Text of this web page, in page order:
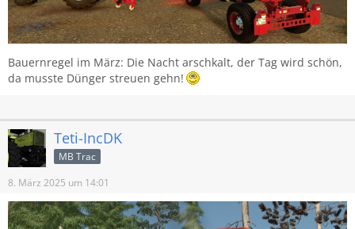
Bauernregel im März: Die Nacht arschkalt, der Tag wird schön,
da musste Dünger streuen gehn!
Teti-IncDK
MB Trac
8. März 2025 um 14:01